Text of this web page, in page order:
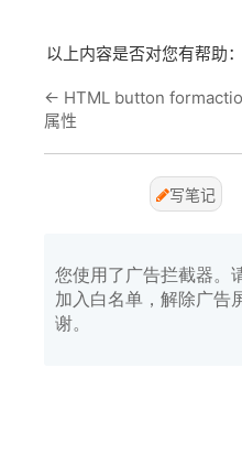
以上内容是否对您有帮助：
← HTML button
属性
写笔记
您使用了广告拦截器。
加入白名单，解除广告
谢。